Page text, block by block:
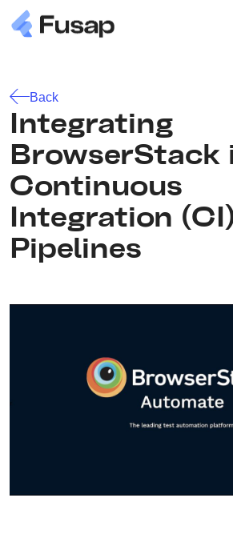
Back
Integrating
BrowserStack
Continuous
Integration
Pipelines